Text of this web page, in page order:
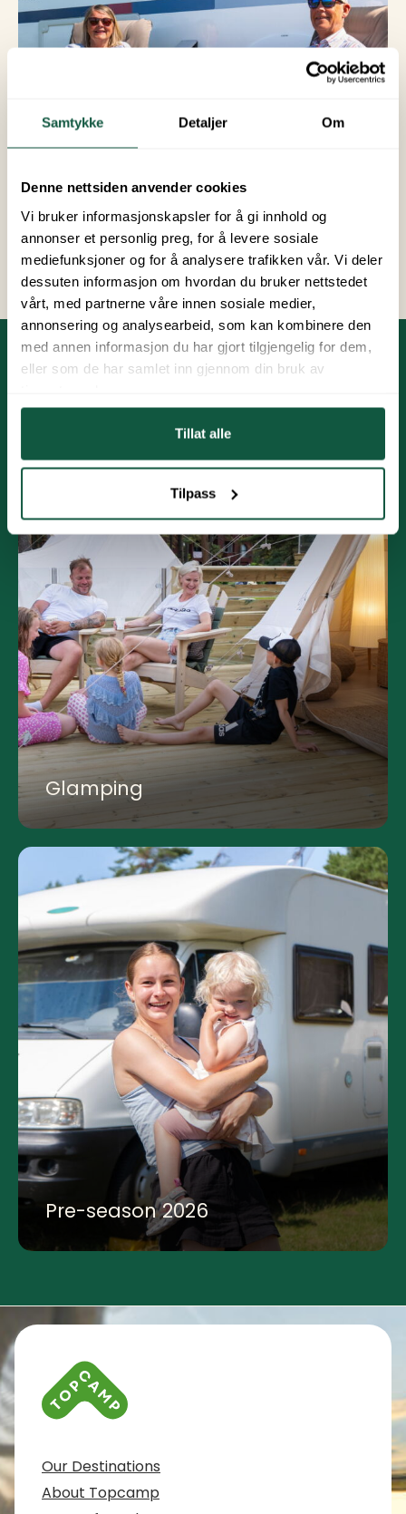
Samtykke Detaljer Om
Denne nettsiden anvender cookies
Vi bruker informasjonskapsler for å gi innhold og
annonser et personlig preg, for å levere sosiale
mediefunksjoner og for å analysere trafikken vår. Vi deler
dessuten informasjon om hvordan du bruker nettstedet
vårt, med partnerne våre innen sosiale medier,
annonsering og analysearbeid, som kan kombinere den
med annen informasjon du har gjort tilgjengelig for dem,
eller som de har samlet inn gjennom din bruk av
Tillat alle
Tilpass
10% off in August
Glamping
Pre-season 2026
Contact info and colophone
Our Destinations
About Topcamp